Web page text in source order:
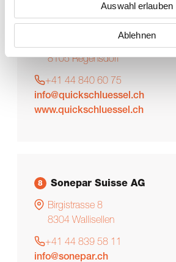
Auswahl erlauben
Ablehnen
7 Quick-Schlüssel-Service
Watterstrasse 91
8105 Regensdorf
+41 44 840 60 75
info@quickschluessel.ch
www.quickschluessel.ch
8 Sonepar Suisse AG
Birgistrasse 8
8304 Wallisellen
+41 44 839 58 11
info@sonepar.ch